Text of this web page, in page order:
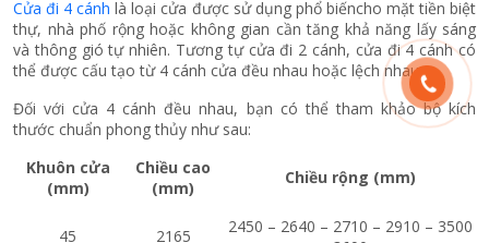
Cửa đi 4 cánh là loại cửa được sử dụng phổ biếncho mặt tiền biệt
thự, nhà phố rộng hoặc không gian cần tăng khả năng lấy sáng
và thông gió tự nhiên. Tương tự cửa đi 2 cánh, cửa đi 4 cánh có
thể được cấu tạo từ 4 cánh cửa đều nhau hoặc lệch nhau.
Đối với cửa 4 cánh đều nhau, bạn có thể tham khảo bộ kích
thước chuẩn phong thủy như sau:
Khuôn cửa
(mm)
Chiều cao
(mm)
Chiều rộng (mm)
45 2165
2450 – 2640 – 2710 – 2910 – 3500